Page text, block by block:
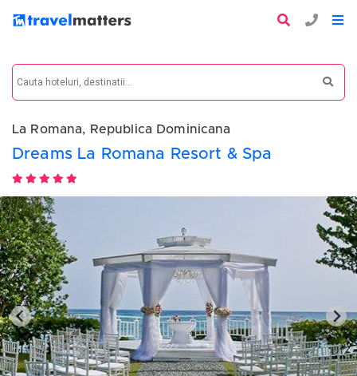
La Romana, Republica Dominicana
Dreams La Romana Resort & Spa